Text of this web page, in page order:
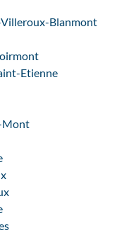
Blanmont
Etienne
Mont